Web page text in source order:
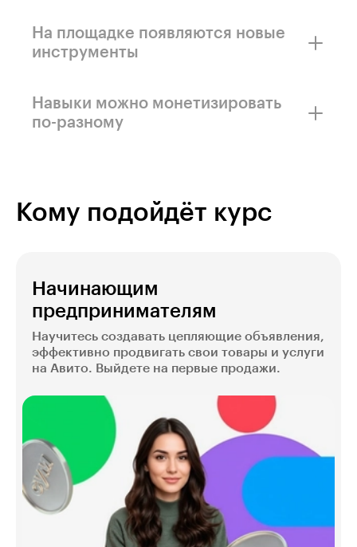
много, можно занять своё место и быстрее
наработать опыт.
На площадке появляются новые
инструменты
продавцов, поэтому бизнесу нужны
специалисты с актуальными навыками.
Навыки можно монетизировать
по-разному
Кому подойдёт курс
Начинающим
предпринимателям
Научитесь создавать цепляющие объявления,
эффективно продвигать свои товары и услуги
на Авито. Выйдете на первые продажи.